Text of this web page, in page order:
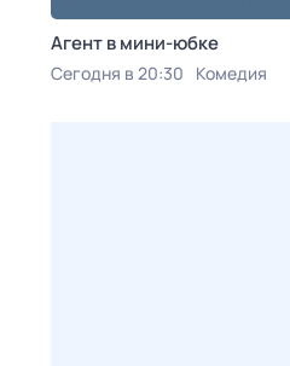
Агент в мини-юбке
Сегодня в 20:30 Комедия